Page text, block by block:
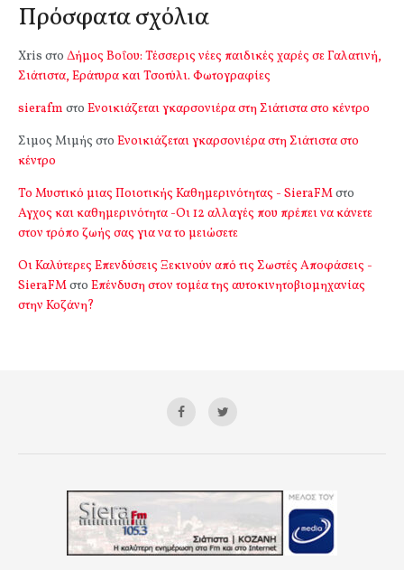
Πρόσφατα σχόλια
Xris στο Δήμος Βοΐου: Τέσσερις νέες παιδικές χαρές σε Γαλατινή,
Σιάτιστα, Εράτυρα και Τσοτύλι. Φωτογραφίες
sierafm στο Ενοικιάζεται γκαρσονιέρα στη Σιάτιστα στο κέντρο
Σιμος Μιμής στο Ενοικιάζεται γκαρσονιέρα στη Σιάτιστα στο
κέντρο
Το Μυστικό μιας Ποιοτικής Καθημερινότητας - SieraFMστο
Αγχος και καθημερινότητα -Οι 12 αλλαγές που πρέπει να κάνετε
στον τρόπο ζωής σας για να το μειώσετε
Οι Καλύτερες Επενδύσεις Ξεκινούν από τις Σωστές Αποφάσεις -
SieraFMστο Επένδυση στον τομέα της αυτοκινητοβιομηχανίας
στην Κοζάνη?